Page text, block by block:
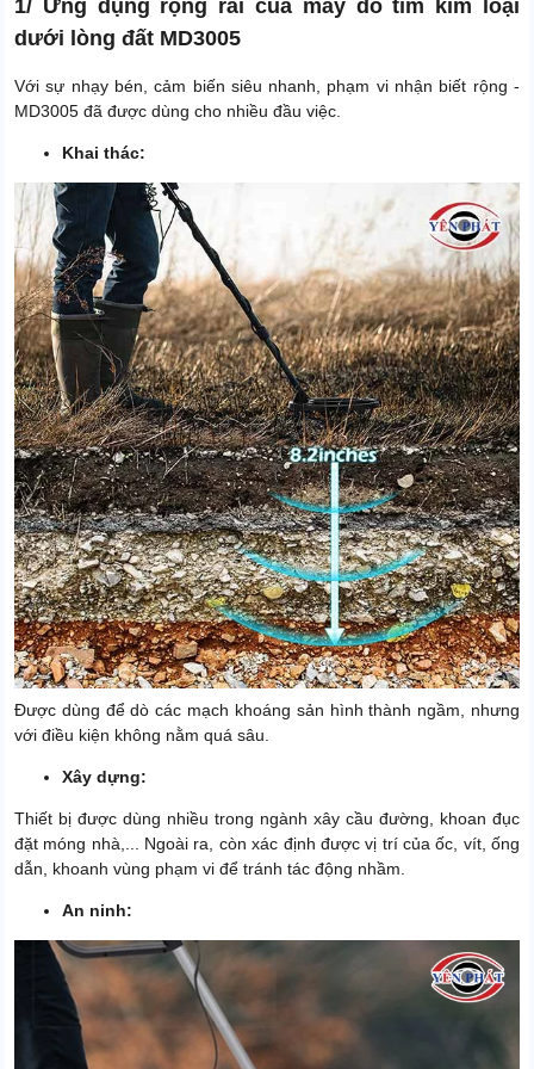
1/ Ứng dụng rộng rãi của máy dò tìm kim loại
dưới lòng đất MD3005
Với sự nhạy bén, cảm biến siêu nhanh, phạm vi nhận biết rộng -
MD3005 đã được dùng cho nhiều đầu việc.
Khai thác:
Được dùng để dò các mạch khoáng sản hình thành ngầm, nhưng
với điều kiện không nằm quá sâu.
Xây dựng:
Thiết bị được dùng nhiều trong ngành xây cầu đường, khoan đục
đặt móng nhà,... Ngoài ra, còn xác định được vị trí của ốc, vít, ống
dẫn, khoanh vùng phạm vi để tránh tác động nhầm.
An ninh: